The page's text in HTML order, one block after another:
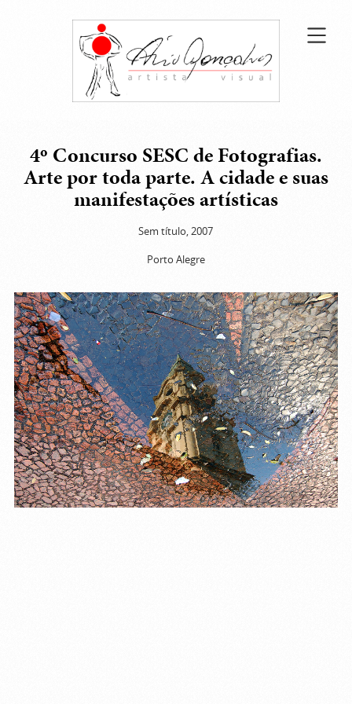
4º Concurso SESC de Fotografias.
Arte por toda parte. A cidade e suas
manifestações artísticas
Sem título, 2007
Porto Alegre